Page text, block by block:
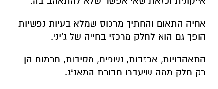
אחיה התאום והחתיך מרכוס שמלא בעיות נפשיות
הופך גם הוא לחלק מרכזי בחייה של ג'יני.
התאהבויות, אכזבות, נשפים, מסיבות, חרמות הן
רק חלק ממה שיעברו חבורת המאנ"ג.